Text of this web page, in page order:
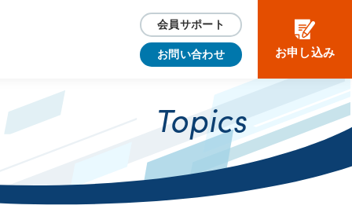
会員サポート
お問い合わせ お申し込み
Topics